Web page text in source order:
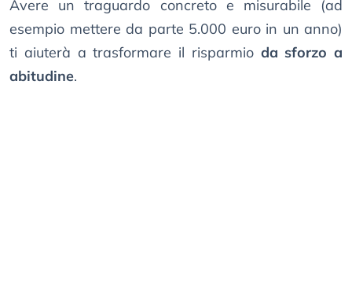
Avere un traguardo concreto e misurabile (ad
esempio mettere da parte 5.000 euro in un anno)
ti aiuterà a trasformare il risparmio da sforzo a
abitudine.